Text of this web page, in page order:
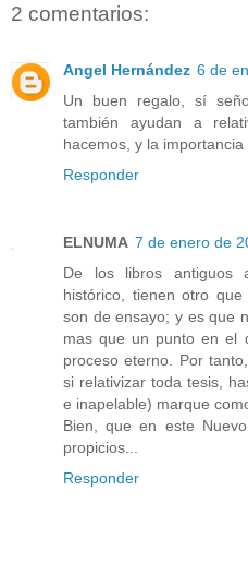
2 comentarios:
Angel Hernández 6 de
Un buen regalo, sí
también ayudan a
hacemos, y la
Responder
ELNUMA 7 de enero de
De los libros antiguos
histórico, tienen otro
son de ensayo; y es que
mas que un punto en el
proceso eterno. Por
si relativizar toda tesis,
e inapelable) marque
Bien, que en este
propicios...
Responder